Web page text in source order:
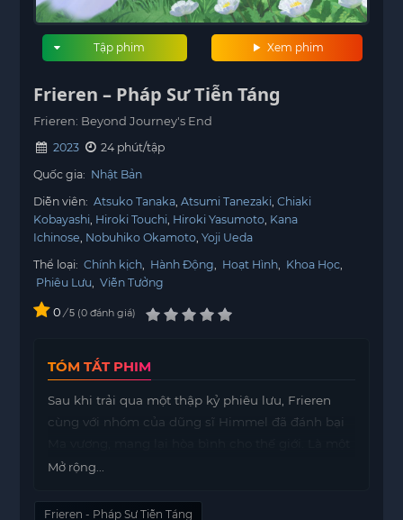
Xem phim
Tập phim
Frieren – Pháp Sư Tiễn Táng
Frieren: Beyond Journey's End
2023
24 phút/tập
Quốc gia: Nhật Bản
Diễn viên: Atsuko Tanaka Atsumi Tanezaki Chiaki
Kobayashi Hiroki Touchi Hiroki Yasumoto Kana
Ichinose Nobuhiko Okamoto Yoji Ueda
Thể loại: Chính kịch Hành Động Hoạt Hình Khoa Học
Phiêu Lưu
Viễn Tưởng
0 / 5 0 đánh giá
TÓM TẮT PHIM
Sau khi trải qua một thập kỷ phiêu lưu, Frieren
cùng với nhóm của dũng sĩ Himmel đã đánh bại
Elf có tuổi thọ vượt qua cả ngàn
khi bắt đầu chuyến hành trình riêng của mình.
Mở rộng...
Frieren - Pháp Sư Tiễn Táng